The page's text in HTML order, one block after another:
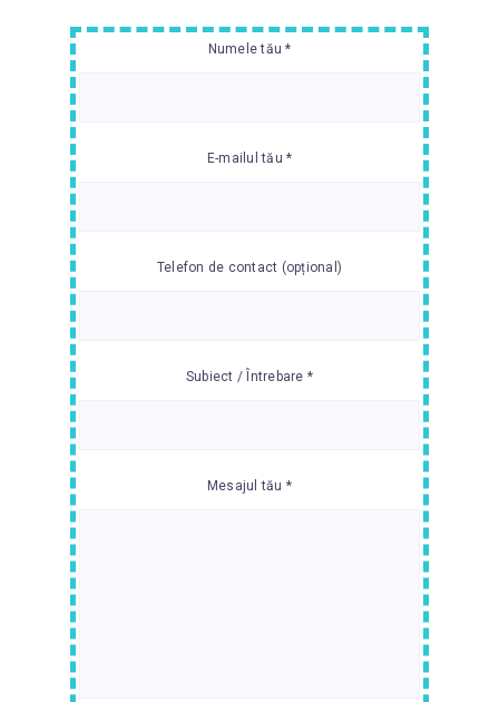
Numele tău *
E-mailul tău *
Telefon de contact (opțional)
Subiect / Întrebare *
Mesajul tău *